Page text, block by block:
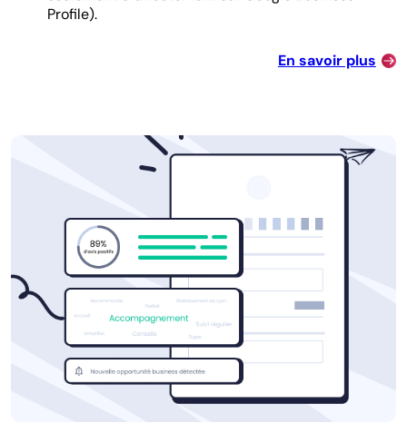
Profile).
En savoir plus